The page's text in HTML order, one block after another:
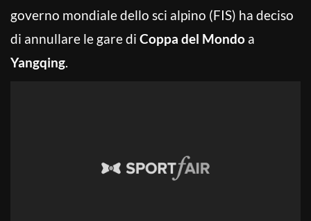
governo mondiale dello sci alpino (FIS) ha deciso
di annullare le gare di Coppa del Mondo a
Yangqing.